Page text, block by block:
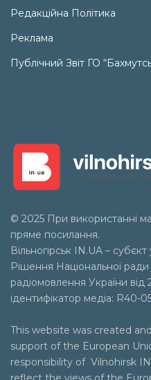
Редакційна Політика
Реклама
Публічний Звіт ГО
© 2025 При використанні
пряме посилання.
Вільногірськ IN.UA – субєкт
Рішення Національної
радіомовлення України
ідентифікатор медіа: R40-
This website was created
support of the European
responsibility of Vilnohirsk